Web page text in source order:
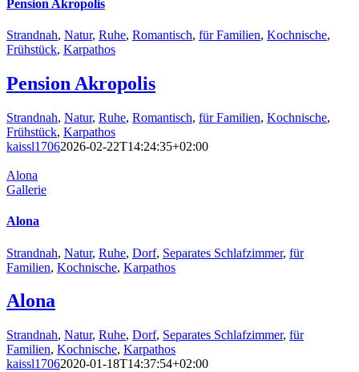
Pension Akropolis
Strandnah, Natur, Ruhe, Romantisch, für Familien, Kochnische,
Frühstück, Karpathos
Pension Akropolis
Strandnah, Natur, Ruhe, Romantisch, für Familien, Kochnische,
Frühstück, Karpathos
kaissl17062026-02-22T14:24:35+02:00
Alona
Gallerie
Alona
Strandnah, Natur, Ruhe, Dorf, Separates Schlafzimmer, für
Familien, Kochnische, Karpathos
Alona
Strandnah, Natur, Ruhe, Dorf, Separates Schlafzimmer, für
Familien, Kochnische, Karpathos
kaissl17062020-01-18T14:37:54+02:00